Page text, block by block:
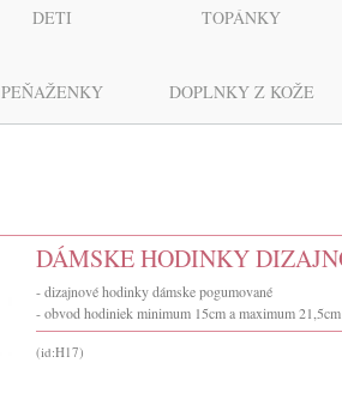
DETI TOPÁNKY
PEŇAŽENKY DOPLNKY Z KOŽE
DÁMSKE HODINKY
- dizajnové hodinky dámske pogumované
- obvod hodiniek minimum 15cm a maximum 21,5cm
(id:H17)